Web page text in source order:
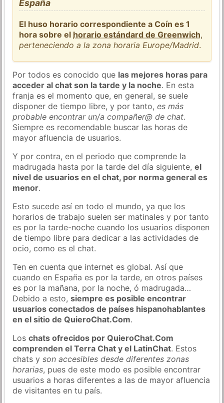
España
El huso horario correspondiente a Coín es 1
hora sobre el horario estándard de Greenwich,
perteneciendo a la zona horaria Europe/Madrid.
Por todos es conocido que las mejores horas para
acceder al chat son la tarde y la noche. En esta
franja es el momento que, en general, se suele
disponer de tiempo libre, y por tanto,es más
probable encontrar un/a compañer@ de chat.
Siempre es recomendable buscar las horas de
mayor afluencia de usuarios.
Y por contra, en el periodo que comprende la
madrugada hasta por la tarde del día siguiente,el
nivel de usuarios en el chat, por norma general es
menor.
Esto sucede así en todo el mundo, ya que los
horarios de trabajo suelen ser matinales y por tanto
es por la tarde-noche cuando los usuarios disponen
de tiempo libre para dedicar a las actividades de
ocio, como es el chat.
Ten en cuenta que internet es global. Así que
cuando en España es por la tarde, en otros países
es por la mañana, por la noche, ó madrugada…
Debido a esto,siempre es posible encontrar
usuarios conectados de países hispanohablantes
en el sitio de QuieroChat.Com.
Loschats ofrecidos por QuieroChat.Com
comprenden el Terra Chat y el LatinChat. Estos
chats yson accesibles desde diferentes zonas
horarias, pues de este modo es posible encontrar
usuarios a horas diferentes a las de mayor afluencia
de visitantes en tu país.